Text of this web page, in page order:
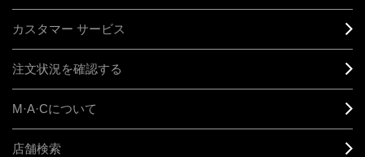
カスタマー サービス
注文状況を確認する
M·A·Cについて
店舗検索